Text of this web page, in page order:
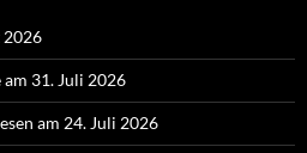
2026
31. Juli 2026
am 24. Juli 2026